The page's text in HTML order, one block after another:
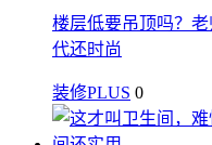
楼层低要吊顶吗？
代还时尚
装修PLUS 0